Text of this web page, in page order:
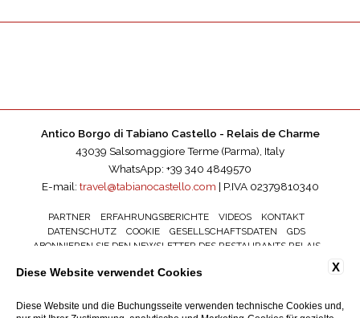
Antico Borgo di Tabiano Castello - Relais de Charme
43039 Salsomaggiore Terme (Parma), Italy
WhatsApp: +39 340 4849570
E-mail: travel@tabianocastello.com | P.IVA 02379810340
PARTNER ERFAHRUNGSBERICHTE VIDEOS
KONTAKT
DATENSCHUTZ
COOKIE GESELLSCHAFTSDATEN
GDS
ABONNIEREN SIE DEN NEWSLETTER DES RESTAURANTS RELAIS
ACCESSIBILITY
X
Diese Website verwendet Cookies
Diese Website und die Buchungsseite verwenden technische Cookies und,